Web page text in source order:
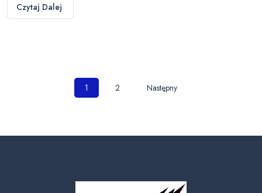
Czytaj Dalej
Nawigacja
1 2 Następny